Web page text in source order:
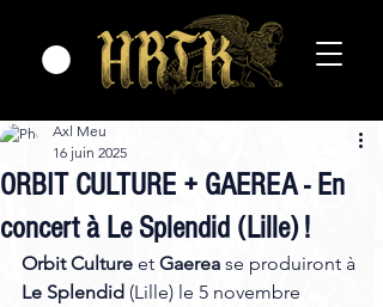
ORBIT CULTURE + GAEREA - En
concert à Le Splendid (Lille) !
Axl Meu
16 juin 2025
Orbit Culture et Gaerea se produiront à
Le Splendid (Lille) le 5 novembre